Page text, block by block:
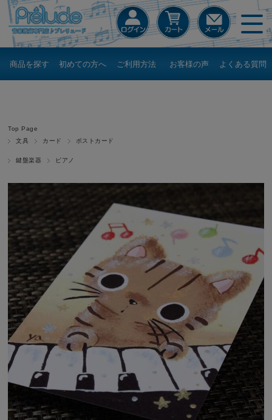
商品を探す 初めての方へ ご利用方法 お客様の声 よくある質問
Top Page
文具
カード ポストカード
鍵盤楽器 ピアノ